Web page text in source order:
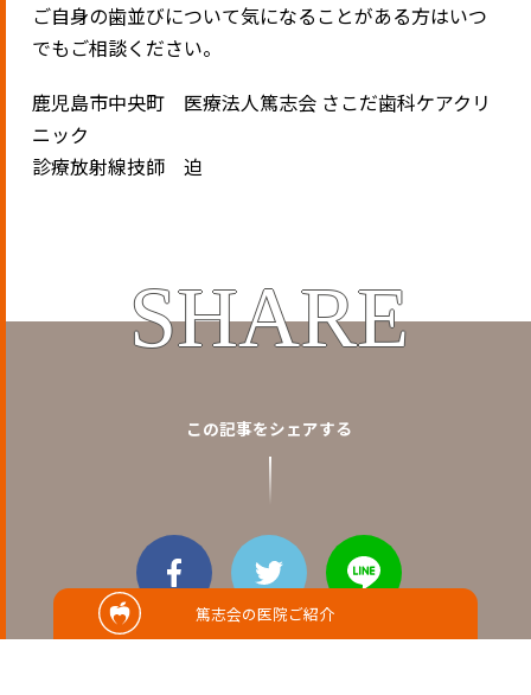
篤志会の医院ご紹介
ご自身の歯並びについて気になることがある方はいつ
でもご相談ください。
鹿児島市中央町 医療法人篤志会 さこだ歯科ケアクリ
ニック
診療放射線技師 迫
SHARE
この記事をシェアする